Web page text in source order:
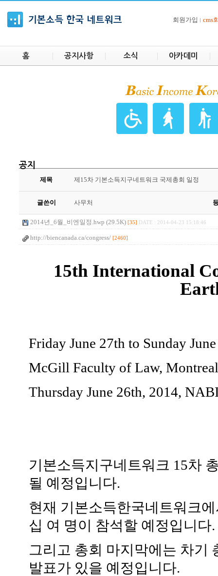
회원가입 cms
홈 공지사항 소식 아카데미
공지
제목 제15차 기본소득지구네트워크 국제총회 일정
글쓴이 사무처
2014년_6월_비엔일정.hwp (29.5K) [35] DATE : 2014-04-23 15:18:46
http://biencanada.ca/congress/ [2460]
15th International
Friday June 27th to Sunday
McGill Faculty of Law,
Thursday June 26th, 2014,
기본소득지구네트워크 15차
될 예정입니다.
현재 기본소득한국네트워크
십 여 명이 참석할 예정입니다.
그리고 총회 마지막에는 차기
발표가 있을 예정입니다.